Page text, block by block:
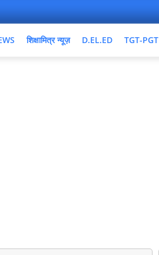
शिक्षामित्र न्यूज़ D.EL.ED TGT-PGT